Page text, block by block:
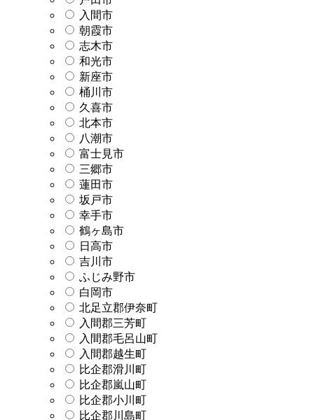
入間市
朝霞市
志木市
和光市
新座市
桶川市
久喜市
北本市
八潮市
富士見市
三郷市
蓮田市
坂戸市
幸手市
鶴ヶ島市
日高市
吉川市
ふじみ野市
白岡市
北足立郡伊奈町
入間郡三芳町
入間郡毛呂山町
入間郡越生町
比企郡滑川町
比企郡嵐山町
比企郡小川町
比企郡川島町